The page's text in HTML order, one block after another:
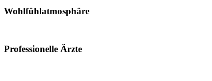
Wohlfühlatmosphäre
Professionelle Ärzte